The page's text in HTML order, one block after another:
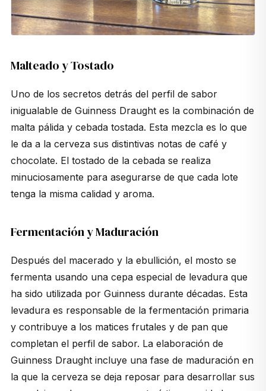
Malteado y Tostado
Uno de los secretos detrás del perfil de sabor
inigualable de Guinness Draught es la combinación de
malta pálida y cebada tostada. Esta mezcla es lo que
le da a la cerveza sus distintivas notas de café y
chocolate. El tostado de la cebada se realiza
minuciosamente para asegurarse de que cada lote
tenga la misma calidad y aroma.
Fermentación y Maduración
Después del macerado y la ebullición, el mosto se
fermenta usando una cepa especial de levadura que
ha sido utilizada por Guinness durante décadas. Esta
levadura es responsable de la fermentación primaria
y contribuye a los matices frutales y de pan que
completan el perfil de sabor. La elaboración de
Guinness Draught incluye una fase de maduración en
la que la cerveza se deja reposar para desarrollar sus